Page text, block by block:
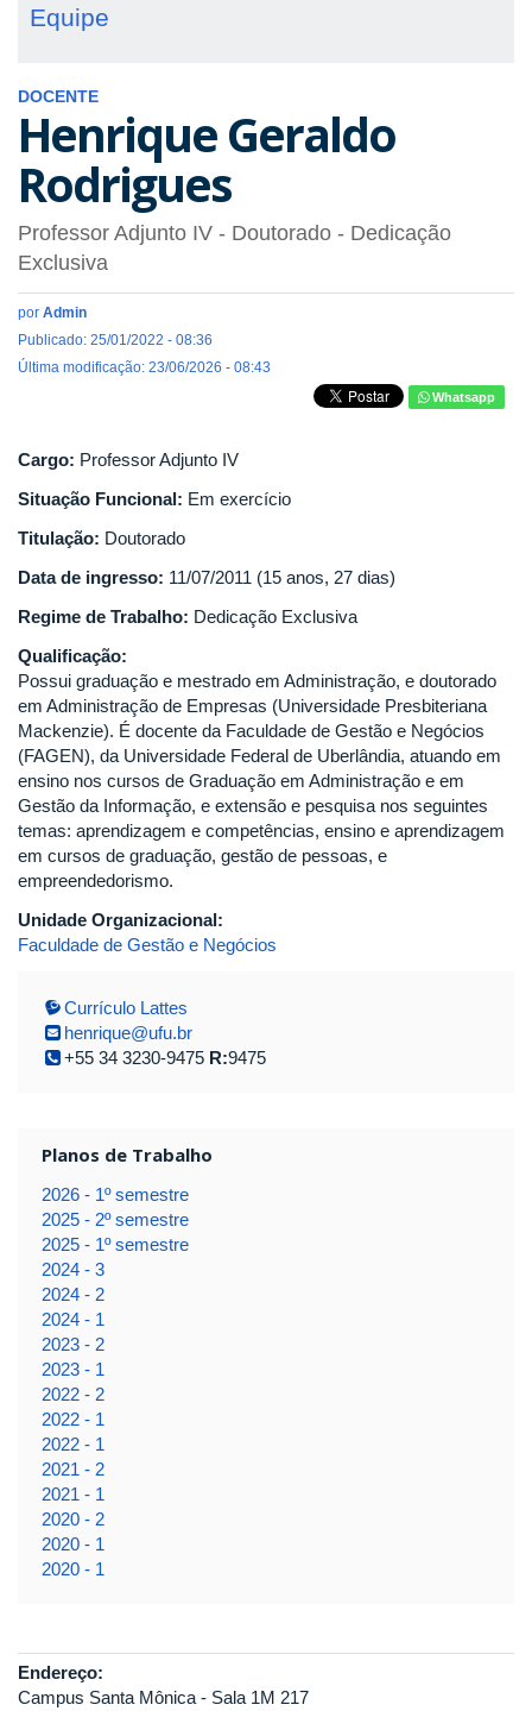
Equipe
DOCENTE
Henrique Geraldo
Rodrigues
Professor Adjunto IV - Doutorado - Dedicação
Exclusiva
por Admin
Publicado: 25/01/2022 - 08:36
Última modificação: 23/06/2026 - 08:43
Whatsapp
Cargo: Professor Adjunto IV
Situação Funcional: Em exercício
Titulação: Doutorado
Data de ingresso: 11/07/2011 (15 anos, 27 dias)
Regime de Trabalho: Dedicação Exclusiva
Qualificação:
Possui graduação e mestrado em Administração, e doutorado
em Administração de Empresas (Universidade Presbiteriana
Mackenzie). É docente da Faculdade de Gestão e Negócios
(FAGEN), da Universidade Federal de Uberlândia, atuando em
ensino nos cursos de Graduação em Administração e em
Gestão da Informação, e extensão e pesquisa nos seguintes
temas: aprendizagem e competências, ensino e aprendizagem
em cursos de graduação, gestão de pessoas, e
empreendedorismo.
Unidade Organizacional:
Faculdade de Gestão e Negócios
Currículo Lattes
henrique@ufu.br
+55 34 3230-9475 R:9475
Planos de Trabalho
2026 - 1º semestre
2025 - 2º semestre
2025 - 1º semestre
2024 - 3
2024 - 2
2024 - 1
2023 - 2
2023 - 1
2022 - 2
2022 - 1
2022 - 1
2021 - 2
2021 - 1
2020 - 2
2020 - 1
2020 - 1
Endereço:
Campus Santa Mônica - Sala 1M 217